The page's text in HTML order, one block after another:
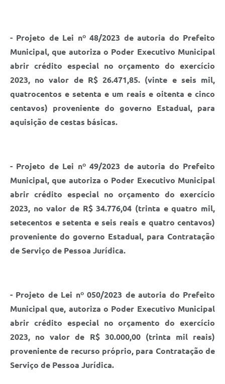
- Projeto de Lei nº 48/2023 de autoria do Prefeito
Municipal, que autoriza o Poder Executivo Municipal
abrir crédito especial no orçamento do exercício
2023, no valor de R$ 26.471,85. (vinte e seis mil,
quatrocentos e setenta e um reais e oitenta e cinco
centavos) proveniente do governo Estadual, para
aquisição de cestas básicas.
- Projeto de Lei nº 49/2023 de autoria do Prefeito
Municipal, que autoriza o Poder Executivo Municipal
abrir crédito especial no orçamento do exercício
2023, no valor de R$ 34.776,04 (trinta e quatro mil,
setecentos e setenta e seis reais e quatro centavos)
proveniente do governo Estadual, para Contratação
de Serviço de Pessoa Jurídica.
- Projeto de Lei nº 050/2023 de autoria do Prefeito
Municipal que, autoriza o Poder Executivo Municipal
abrir crédito especial no orçamento do exercício
2023, no valor de R$ 30.000,00 (trinta mil reais)
proveniente de recurso próprio, para Contratação de
Serviço de Pessoa Jurídica.